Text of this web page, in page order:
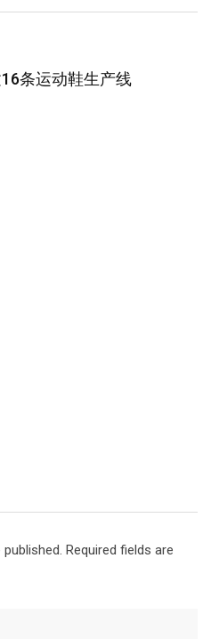
交75周年合作倡议
Required fields are